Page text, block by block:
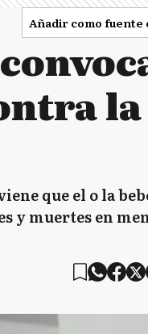
Añadir como fuente
la
que el o la
y muertes en